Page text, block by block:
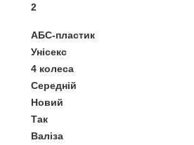
2
АБС-пластик
Унісекс
4 колеса
Середній
Новий
Так
Валіза